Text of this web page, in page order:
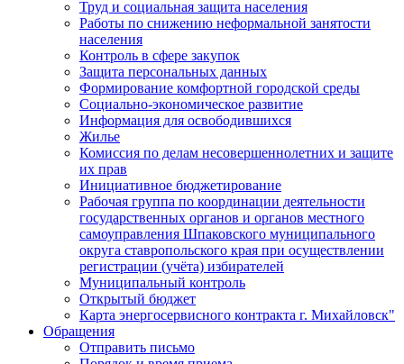
Труд и социальная защита населения
Работы по снижению неформальной занятости
населения
Контроль в сфере закупок
Защита персональных данных
Формирование комфортной городской среды
Социально-экономическое развитие
Информация для освободившихся
Жилье
Комиссия по делам несовершеннолетних и защите
их прав
Инициативное бюджетирование
Рабочая группа по координации деятельности
государственных органов и органов местного
самоуправления Шпаковского муниципального
округа ставропольского края при осуществлении
регистрации (учёта) избирателей
Муниципальный контроль
Открытый бюджет
Карта энергосервисного контракта г. Михайловск"
Обращения
Отправить письмо